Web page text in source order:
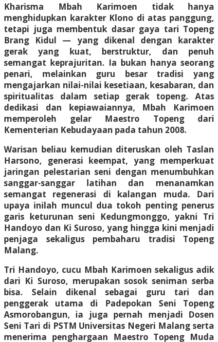
Kharisma Mbah Karimoen tidak hanya
menghidupkan karakter Klono di atas panggung,
tetapi juga membentuk dasar gaya tari Topeng
Brang Kidul — yang dikenal dengan karakter
gerak yang kuat, berstruktur, dan penuh
semangat keprajuritan. Ia bukan hanya seorang
penari, melainkan guru besar tradisi yang
mengajarkan nilai-nilai kesetiaan, kesabaran, dan
spiritualitas dalam setiap gerak topeng. Atas
dedikasi dan kepiawaiannya, Mbah Karimoen
memperoleh gelar Maestro Topeng dari
Kementerian Kebudayaan pada tahun 2008.
Warisan beliau kemudian diteruskan oleh Taslan
Harsono, generasi keempat, yang memperkuat
jaringan pelestarian seni dengan menumbuhkan
sanggar-sanggar latihan dan menanamkan
semangat regenerasi di kalangan muda. Dari
upaya inilah muncul dua tokoh penting penerus
garis keturunan seni Kedungmonggo, yakni Tri
Handoyo dan Ki Suroso, yang hingga kini menjadi
penjaga sekaligus pembaharu tradisi Topeng
Malang.
Tri Handoyo, cucu Mbah Karimoen sekaligus adik
dari Ki Suroso, merupakan sosok seniman serba
bisa. Selain dikenal sebagai guru tari dan
penggerak utama di Padepokan Seni Topeng
Asmorobangun, ia juga pernah menjadi Dosen
Seni Tari di PSTM Universitas Negeri Malang serta
menerima penghargaan Maestro Topeng Muda